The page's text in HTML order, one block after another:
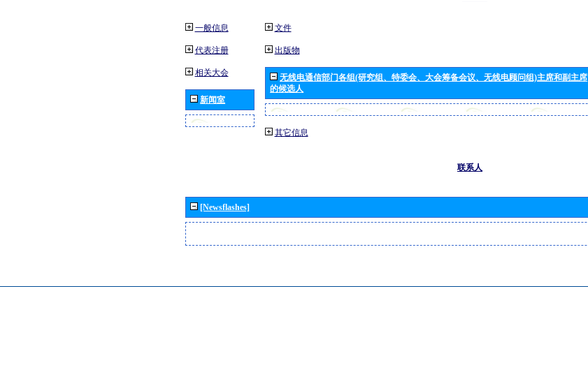
一般信息
代表注册
相关大会
新闻室
文件
出版物
无线电通信部门各组(研究组、特委会、大会筹备会议、无线电顾问组)主席和副主席
的候选人
其它信息
联系人
[Newsflashes]